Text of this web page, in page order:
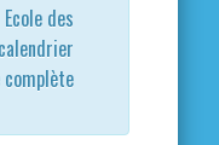
des